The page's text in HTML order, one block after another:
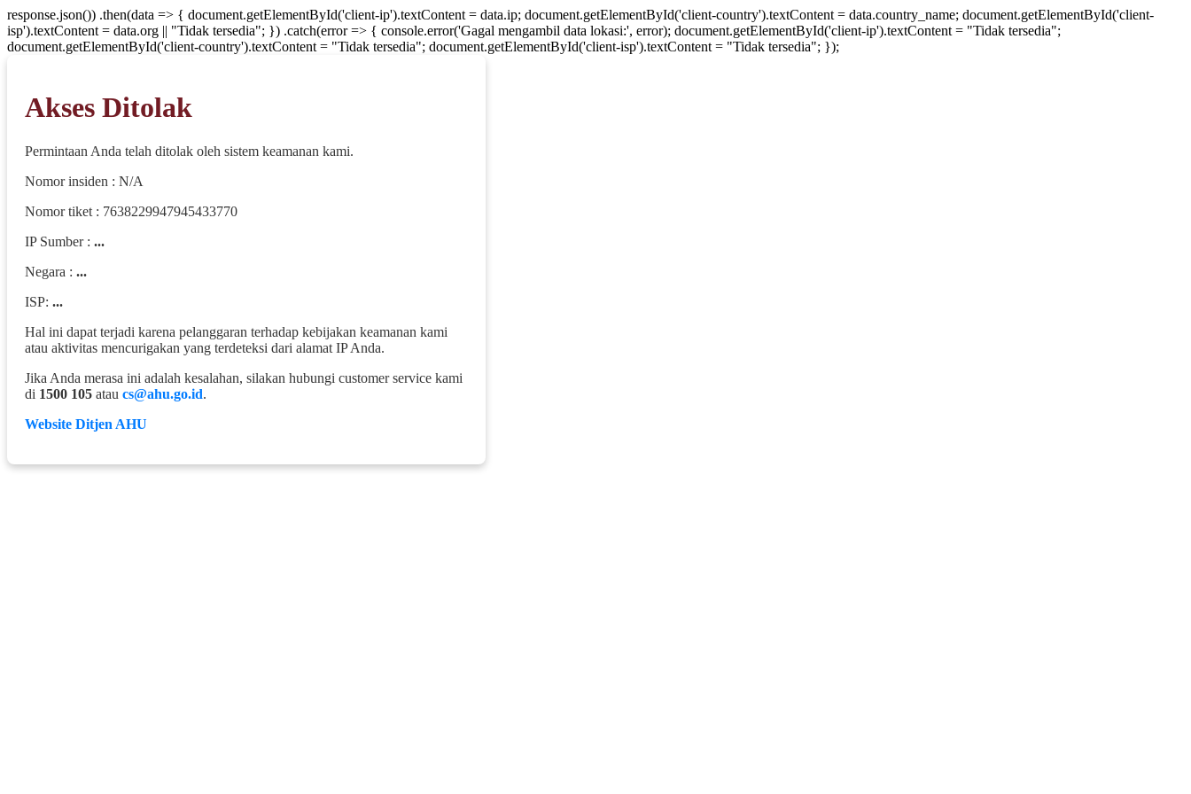
response.json()) .then(data => { document.getElementById('client-ip').textContent = data.ip; document.getElementById('client-country').textContent = data.country_name; document.getElementById('client-
isp').textContent = data.org || "Tidak tersedia"; }) .catch(error => { console.error('Gagal mengambil data lokasi:', error); document.getElementById('client-ip').textContent = "Tidak tersedia";
document.getElementById('client-country').textContent = "Tidak tersedia"; document.getElementById('client-isp').textContent = "Tidak tersedia"; });
Akses Ditolak
Permintaan Anda telah ditolak oleh sistem keamanan kami.
Nomor insiden : N/A
Nomor tiket : 7638229947945433770
IP Sumber : ...
Negara : ...
ISP: ...
Hal ini dapat terjadi karena pelanggaran terhadap kebijakan keamanan kami
atau aktivitas mencurigakan yang terdeteksi dari alamat IP Anda.
Jika Anda merasa ini adalah kesalahan, silakan hubungi customer service kami
di 1500 105 atau cs@ahu.go.id.
Website Ditjen AHU